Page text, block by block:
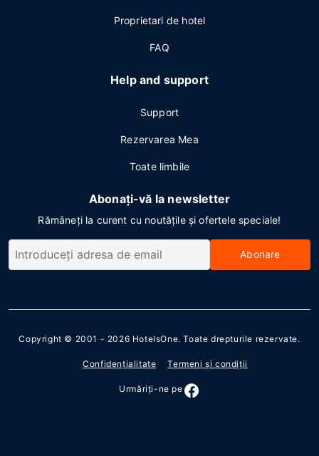
Proprietari de hotel
FAQ
Help and support
Support
Rezervarea Mea
Toate limbile
Abonați-vă la newsletter
Rămâneți la curent cu noutățile și ofertele speciale!
Abonare
Copyright © 2001 - 2026 HotelsOne. Toate drepturile rezervate.
Confidenţialitate Termeni şi condiţii
Urmăriţi-ne pe